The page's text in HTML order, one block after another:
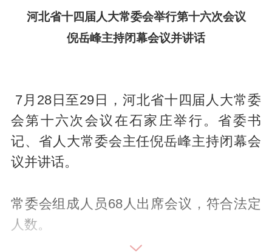
河北省十四届人大常委会举行第十六次会议
倪岳峰主持闭幕会议并讲话
7月28日至29日，河北省十四届人大常委
会第十六次会议在石家庄举行。省委书
记、省人大常委会主任倪岳峰主持闭幕会
议并讲话。
常委会组成人员68人出席会议，符合法定
人数。